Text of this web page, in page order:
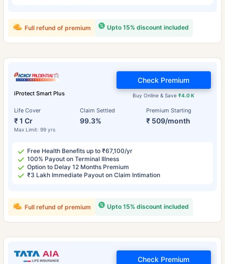
Upto 15% discount included
Full refund of premium
iProtect Smart Plus
Life Cover
₹ 1 Cr
Max Limit: 99 yrs
Claim Settled
99.3%
Premium Starting
₹ 509/month
Buy Online & Save₹4.0 K
Check Premium
Free Health Benefits up to ₹67,100/yr
100% Payout on Terminal Illness
Option to Delay 12 Months Premium
₹3 Lakh Immediate Payout on Claim Intimation
Upto 15% discount included
Full refund of premium
Check Premium